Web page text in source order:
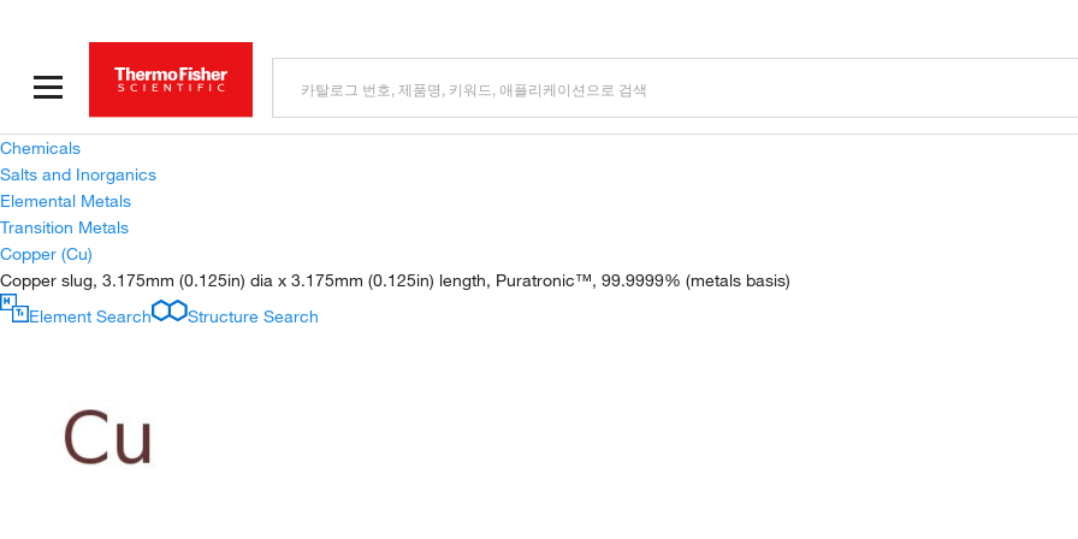
Chemicals
Salts and Inorganics
Elemental Metals
Transition Metals
Copper (Cu)
Copper slug, 3.175mm (0.125in) dia x 3.175mm (0.125in) length, Puratronic™, 99.9999% (metals basis)
Element Search
Structure Search